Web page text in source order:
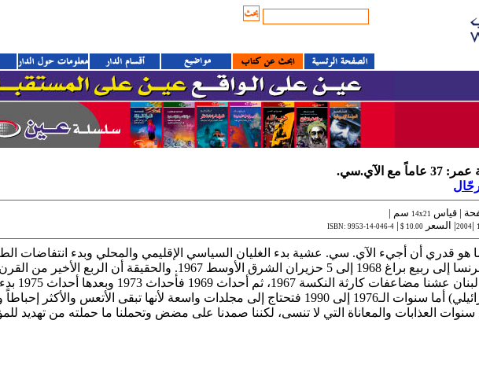
مع الآي.سي.
| قياس 14x21 سم |
1
|
2004| السعر 10.00 $
|
ISBN: 9953-14-046-4
هو قدري أن أجيء الآي. سي. عشية بدء الغليان السياسي الإقليمي والمحلي وبدء انتفاضات
أيار فرنسا إلى ربيع براغ 1968 إلى 5 حزيران الشرق الأوسط
الإسرائيلي) أما سنوات الـ1976 إلى 1990 فتحتاج إلى مجلدات واسعة لأنها تبقى
العذابات والمعاناة التي لا تنسى، لكننا صمدنا على مضض وتحملنا ما حملته من تهديد